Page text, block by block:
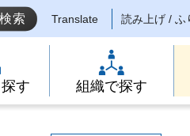
Translate 読み上げ / ふ
す 組織で探す